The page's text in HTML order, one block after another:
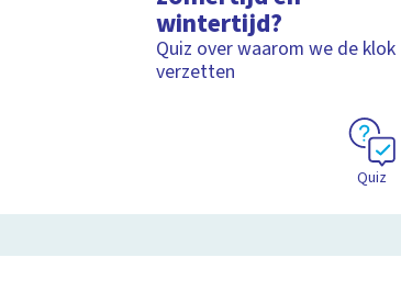
wintertijd?
Quiz over waarom we de klok
verzetten
Quiz